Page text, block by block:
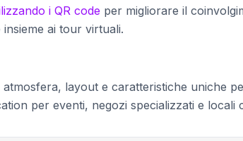
i QR code per migliorare il
ai tour virtuali.
layout e caratteristiche uniche
per eventi, negozi specializzati e locali